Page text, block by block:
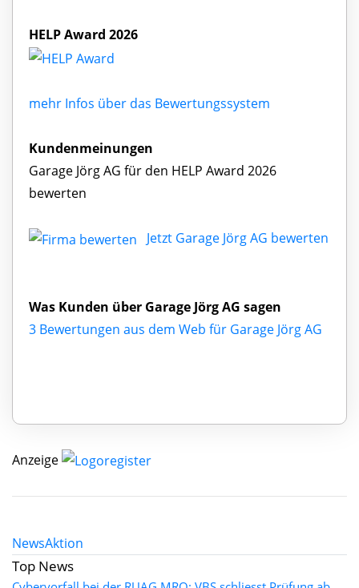
HELP Award 2026
mehr Infos über das Bewertungssystem
Kundenmeinungen
Garage Jörg AG für den HELP Award 2026
bewerten
Jetzt Garage Jörg AG bewerten
Was Kunden über Garage Jörg AG sagen
3 Bewertungen aus dem Web für Garage Jörg AG
Anzeige
NewsAktion
Top News